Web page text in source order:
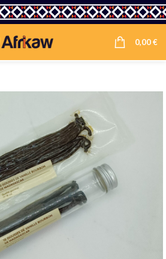
0,00€